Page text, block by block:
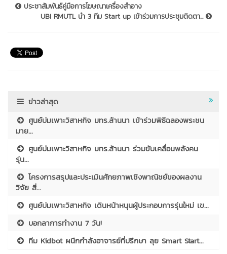
ประชาสัมพันธ์คู่มือการโฆษณาเครื่องสำอาง
UBI RMUTL นำ 3 ทีม Start up เข้าร่วมการประชุมติดตา...
ข่าวล่าสุด
ศูนย์บ่มเพาะวิสาหกิจ มทร.ล้านนา เข้าร่วมพิธีฉลองพระชน
มาย...
ศูนย์บ่มเพาะวิสาหกิจ มทร.ล้านนา ร่วมขับเคลื่อนพลังคน
รุ่น...
โครงการสรุปและประเมินศักยภาพเชิงพาณิชย์ของผลงาน
วิจัย สิ่...
ศูนย์บ่มเพาะวิสาหกิจ เดินหน้าหนุนผู้ประกอบการรุ่นใหม่ เข...
บอกลาการทำงาน 7 วัน!
ทีม Kidbot ผนึกกำลังอาจารย์ที่ปรึกษา ลุย Smart Start...